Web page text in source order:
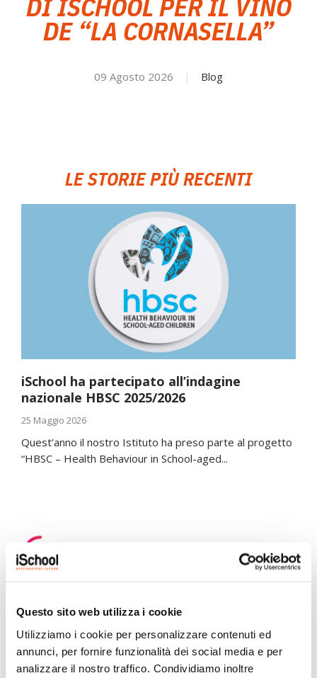
Questo sito web utilizza i cookie
Utilizziamo i cookie per personalizzare contenuti ed
annunci, per fornire funzionalità dei social media e per
analizzare il nostro traffico. Condividiamo inoltre
NOVITÀ
DI ISCHOOL PER IL VINO
DE “LA CORNASELLA”
09 Agosto 2026 | Blog
LE STORIE PIÙ RECENTI
iSchool ha partecipato all’indagine
nazionale HBSC 2025/2026
25 Maggio 2026
Quest’anno il nostro Istituto ha preso parte al progetto
“HBSC – Health Behaviour in School-aged...